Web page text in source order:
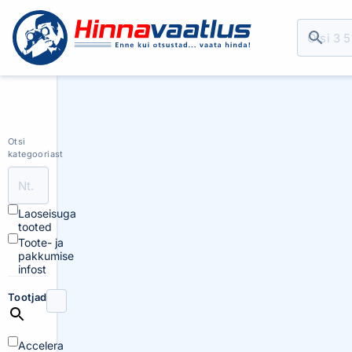
Otsi
kategooriast
Laoseisuga
tooted
Toote- ja
pakkumise
infost
Tootjad
Accelera